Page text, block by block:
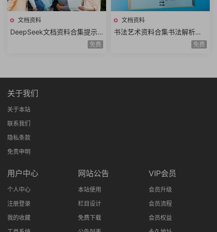
文档资料
DeepSeek文档资料合集提示
词技巧高效提问模板DeepSee
免费
文档资料
书法艺术资料合集书法解析书
法结构字帖临摹书法鉴赏书法
免费
关于我们
关于本站
联系我们
隐私条款
免责申明
用户中心
个人中心
注册登录
我的收藏
网站公告
本站使用
栏目设计
免费下载
VIP会员
会员升级
会员流程
会员权益